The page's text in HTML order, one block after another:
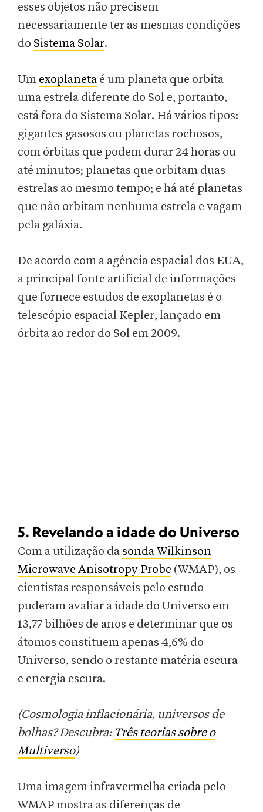
esses objetos não precisem
necessariamente ter as mesmas condições
do Sistema Solar.
Um exoplaneta é um planeta que orbita
uma estrela diferente do Sol e, portanto,
está fora do Sistema Solar. Há vários tipos:
gigantes gasosos ou planetas rochosos,
com órbitas que podem durar 24 horas ou
até minutos; planetas que orbitam duas
estrelas ao mesmo tempo; e há até planetas
que não orbitam nenhuma estrela e vagam
pela galáxia.
De acordo com a agência espacial dos EUA,
a principal fonte artificial de informações
que fornece estudos de exoplanetas é o
telescópio espacial Kepler, lançado em
órbita ao redor do Sol em 2009.
5. Revelando a idade do Universo
Com a utilização da sonda Wilkinson
Microwave Anisotropy Probe (WMAP), os
cientistas responsáveis pelo estudo
puderam avaliar a idade do Universo em
13,77 bilhões de anos e determinar que os
átomos constituem apenas 4,6% do
Universo, sendo o restante matéria escura
e energia escura.
(Cosmologia inflacionária, universos de
bolhas? Descubra: Três teorias sobre o
Multiverso)
Uma imagem infravermelha criada pelo
WMAP mostra as diferenças de